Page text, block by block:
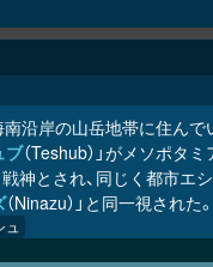
南沿岸の山岳地帯に住んで
ブ（Teshub）」がメソポタ
戦神とされ、同じく都市エ
（Ninazu）」と同一視された。
ュ